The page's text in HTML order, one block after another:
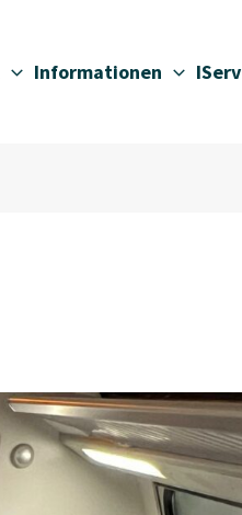
Informationen IServ